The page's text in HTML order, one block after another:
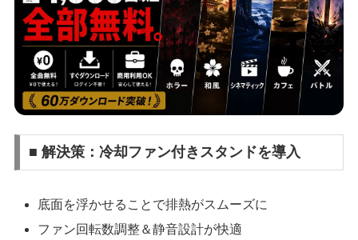
■ 解決策：冷却ファン付きスタンドを導入
底面を浮かせることで排熱がスムーズに
ファン回転数調整＆静音設計が快適